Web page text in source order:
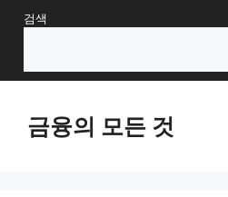
Skip검색
금융의 모든 것